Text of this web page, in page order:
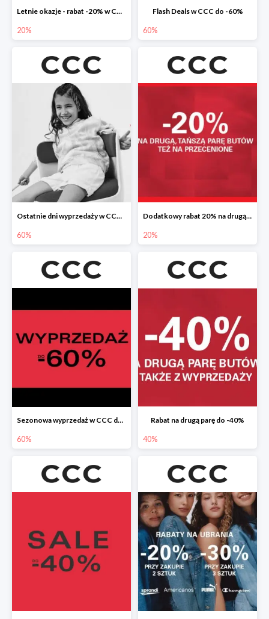
Letnie okazje - rabat -20% w CCC
20%
Flash Deals w CCC do -60%
60%
Ostatnie dni wyprzedaży w CCC do -60%
60%
Dodatkowy rabat 20% na drugą, tańszą parę butów
20%
Sezonowa wyprzedaż w CCC do -60%
60%
Rabat na drugą parę do -40%
40%